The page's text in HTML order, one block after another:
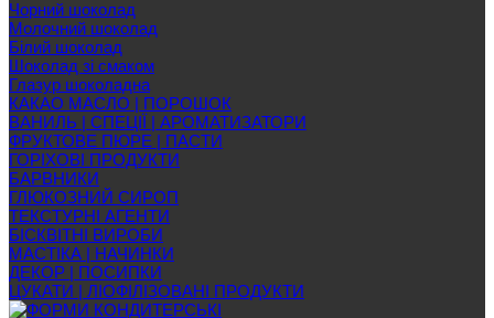
Чорний шоколад
Молочний шоколад
Білий шоколад
Шоколад зі смаком
Глазур шоколадна
КАКАО МАСЛО | ПОРОШОК
ВАНИЛЬ | СПЕЦІЇ | АРОМАТИЗАТОРИ
ФРУКТОВЕ ПЮРЕ | ПАСТИ
ГОРІХОВІ ПРОДУКТИ
БАРВНИКИ
ГЛЮКОЗНИЙ СИРОП
ТЕКСТУРНІ АГЕНТИ
БІСКВІТНІ ВИРОБИ
МАСТІКА | НАЧИНКИ
ДЕКОР | ПОСИПКИ
ЦУКАТИ | ЛІОФІЛІЗОВАНІ ПРОДУКТИ